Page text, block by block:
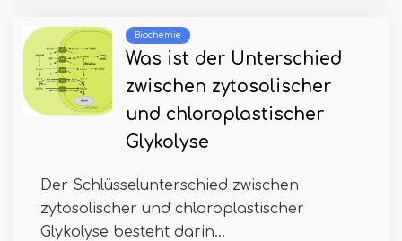
Biochemie
Was ist der Unterschied
zwischen zytosolischer
und chloroplastischer
Glykolyse
Der Schlüsselunterschied zwischen
zytosolischer und chloroplastischer
Glykolyse besteht darin...